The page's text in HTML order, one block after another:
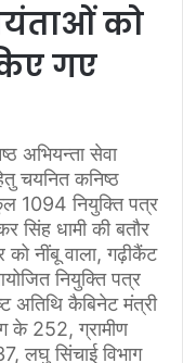
को
गए
अभियन्ता सेवा
चयनित कनिष्ठ
1094 नियुक्ति पत्र
सिंह धामी की बतौर
नींबू वाला, गढ़ीकैंट
नियुक्ति पत्र
अतिथि कैबिनेट मंत्री
के 252, ग्रामीण
लघु सिंचाई विभाग